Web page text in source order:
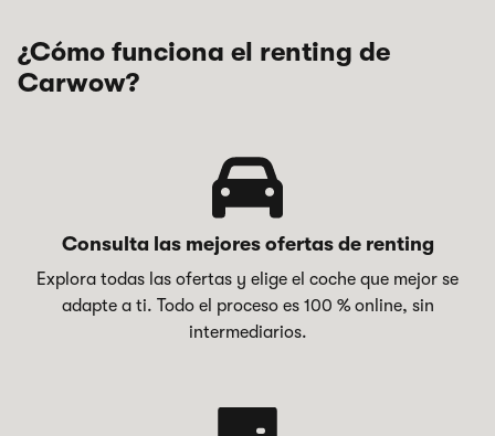
¿Cómo funciona el renting de
Carwow?
Consulta las mejores ofertas de renting
Explora todas las ofertas y elige el coche que mejor se
adapte a ti. Todo el proceso es 100 % online, sin
intermediarios.